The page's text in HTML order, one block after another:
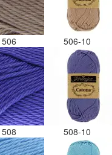
506 506-10
508 508-10